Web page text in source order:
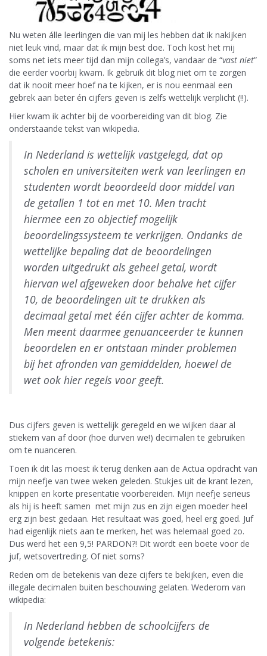
Nu weten álle leerlingen die van mij les hebben dat ik nakijken
niet leuk vind, maar dat ik mijn best doe. Toch kost het mij
soms net iets meer tijd dan mijn collega’s, vandaar de “vast niet”
die eerder voorbij kwam. Ik gebruik dit blog niet om te zorgen
dat ik nooit meer hoef na te kijken, er is nou eenmaal een
gebrek aan beter én cijfers geven is zelfs wettelijk verplicht (!!).
Hier kwam ik achter bij de voorbereiding van dit blog. Zie
onderstaande tekst van wikipedia.
In Nederland is wettelijk vastgelegd, dat op
scholen en universiteiten werk van leerlingen en
studenten wordt beoordeeld door middel van
de getallen 1 tot en met 10. Men tracht
hiermee een zo objectief mogelijk
beoordelingssysteem te verkrijgen. Ondanks de
wettelijke bepaling dat de beoordelingen
worden uitgedrukt als geheel getal, wordt
hiervan wel afgeweken door behalve het cijfer
10, de beoordelingen uit te drukken als
decimaal getal met één cijfer achter de komma.
Men meent daarmee genuanceerder te kunnen
beoordelen en er ontstaan minder problemen
bij het afronden van gemiddelden, hoewel de
wet ook hier regels voor geeft.
Dus cijfers geven is wettelijk geregeld en we wijken daar al
stiekem van af door (hoe durven we!) decimalen te gebruiken
om te nuanceren.
Toen ik dit las moest ik terug denken aan de Actua opdracht van
mijn neefje van twee weken geleden. Stukjes uit de krant lezen,
knippen en korte presentatie voorbereiden. Mijn neefje serieus
als hij is heeft samen met mijn zus en zijn eigen moeder heel
erg zijn best gedaan. Het resultaat was goed, heel erg goed. Juf
had eigenlijk niets aan te merken, het was helemaal goed zo.
Dus werd het een 9,5! PARDON?! Dit wordt een boete voor de
juf, wetsovertreding. Of niet soms?
Reden om de betekenis van deze cijfers te bekijken, even die
illegale decimalen buiten beschouwing gelaten. Wederom van
wikipedia:
In Nederland hebben de schoolcijfers de
volgende betekenis: